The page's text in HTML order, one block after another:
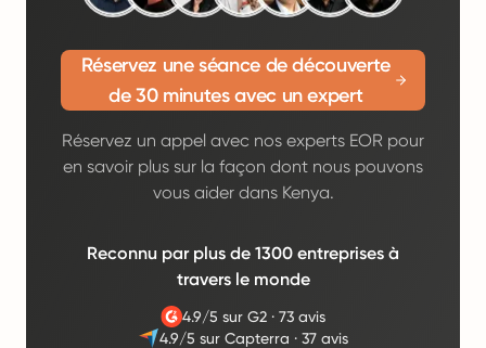
Réservez une séance de découverte
de 30 minutes avec un expert
Réservez un appel avec nos experts EOR pour
en savoir plus sur la façon dont nous pouvons
vous aider dans Kenya.
Reconnu par plus de 1300 entreprises à
travers le monde
4.9/5 sur G2 ·73 avis
4.9/5 sur Capterra ·37 avis